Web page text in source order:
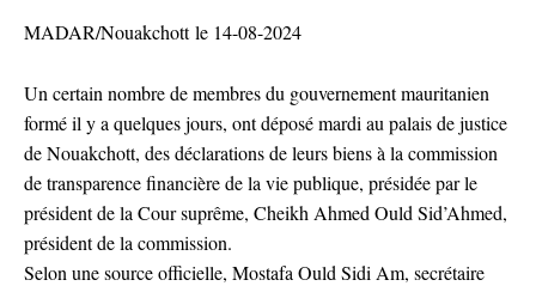
MADAR/Nouakchott le 14-08-2024
Un certain nombre de membres du gouvernement mauritanien
formé il y a quelques jours, ont déposé mardi au palais de justice
de Nouakchott, des déclarations de leurs biens à la commission
de transparence financière de la vie publique, présidée par le
président de la Cour suprême, Cheikh Ahmed Ould Sid’Ahmed,
président de la commission.
Selon une source officielle, Mostafa Ould Sidi Am, secrétaire